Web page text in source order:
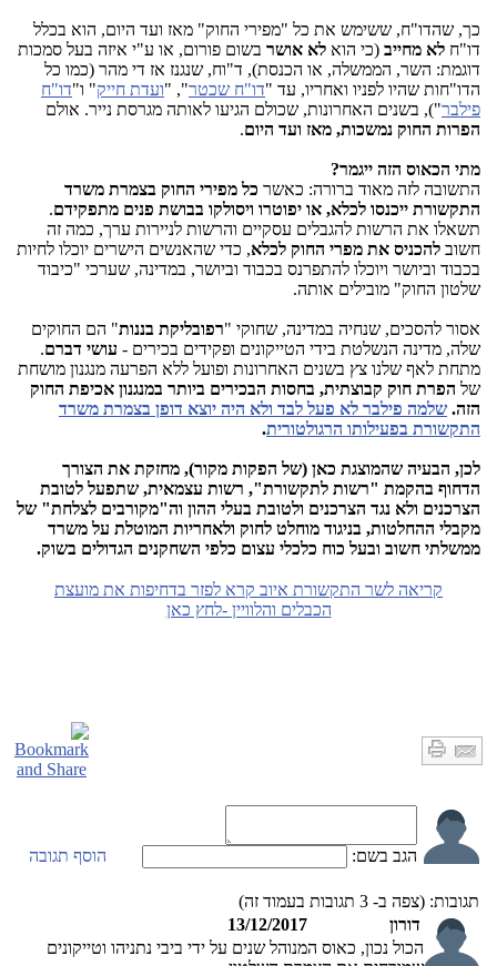
כך, שהדו"ח, ששימש את כל "מפירי החוק" מאז ועד היום, הוא בכלל
דו"ח לא מחייב (כי הוא לא אושר בשום פורום, או ע"י איזה בעל סמכות
דוגמת: השר, הממשלה, או הכנסת), ד"וח, שנגנז אז די מהר (כמו כל
הדו"חות שהיו לפניו ואחריו, עד "דו"ח שכטר", "ועדת חייק" ו"דו"ח
פילבר"), בשנים האחרונות, שכולם הגיעו לאותה מגרסת נייר. אולם
הפרות החוק נמשכות, מאז ועד היום.
מתי הכאוס הזה ייגמר?
התשובה לזה מאוד ברורה: כאשר כל מפירי החוק בצמרת משרד
התקשורת ייכנסו לכלא, או יפוטרו ויסולקו בבושת פנים מתפקידם.
תשאלו את הרשות להגבלים עסקיים והרשות לניירות ערך, כמה זה
חשוב להכניס את מפרי החוק לכלא, כדי שהאנשים הישרים יוכלו לחיות
בכבוד וביושר ויוכלו להתפרנס בכבוד וביושר, במדינה, שערכי "כיבוד
שלטון החוק" מובילים אותה.
אסור להסכים, שנחיה במדינה, שחוקי "רפובליקת בננות" הם החוקים
שלה, מדינה הנשלטת בידי הטייקונים ופקידים בכירים - עושי דברם.
מתחת לאף שלנו צץ בשנים האחרונות ופועל ללא הפרעה מנגנון מושחת
של הפרת חוק קבוצתית, בחסות הבכירים ביותר במנגנון אכיפת החוק
הזה. שלמה פילבר לא פעל לבד ולא היה יוצא דופן בצמרת משרד
התקשורת בפעילותו הרגולטורית.
לכן, הבעיה שהמוצגת כאן (של הפקות מקור), מחזקת את הצורך
הדחוף בהקמת "רשות לתקשורת", רשות עצמאית, שתפעל לטובת
הצרכנים ולא נגד הצרכנים ולטובת בעלי ההון וה"מקורבים לצלחת" של
מקבלי ההחלטות, בניגוד מוחלט לחוק ולאחריות המוטלת על משרד
ממשלתי חשוב ובעל כוח כלכלי עצום כלפי השחקנים הגדולים בשוק.
קריאה לשר התקשורת איוב קרא לפזר בדחיפות את מועצת
הכבלים והלוויין -לחץ כאן